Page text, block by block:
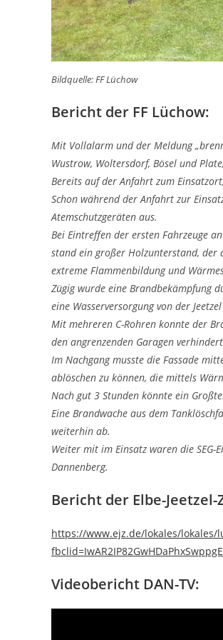
Bildquelle: FF Lüchow
Bericht der FF Lüchow:
Mit Vollalarm und der Meldung
Wustrow, Woltersdorf, Bösel und
Bereits auf der Anfahrt zum
Schon während der Anfahrt zur
Atemschutzgeräten aus.
Bei Eintreffen der ersten Fahrzeuge
stand ein großer Holzunterstand,
extreme Flammenbildung und
Zügig wurde eine Brandbekämpfung
eine Wasserversorgung von der
Mit mehreren C-Rohren konnte der
den angrenzenden Garagen
Im Nachgang musste die Fassade
ablöschen zu können, die mittels
Nach gut 3 Stunden könnte ein
Eine Brandwache aus dem
weiterhin ab.
Weiter mit im Einsatz waren die SEG-
Dannenberg.
Bericht der Elbe-
https://www.ejz.de/lokales/lokales/
Videobericht DAN-TV: